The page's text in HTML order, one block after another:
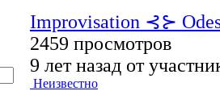
Improvisation ⊰⊱
2459 просмотров
9 лет назад от
Неизвестно